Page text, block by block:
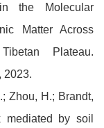
the Molecular
Matter Across
Plateau.
2023.
Zhou, H.; Brandt,
mediated by soil